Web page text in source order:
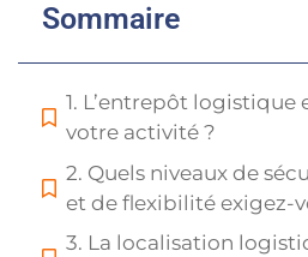
Sommaire
1. L’entrepôt logistique
votre activité ?
2. Quels niveaux de
et de flexibilité exigez-
3. La localisation